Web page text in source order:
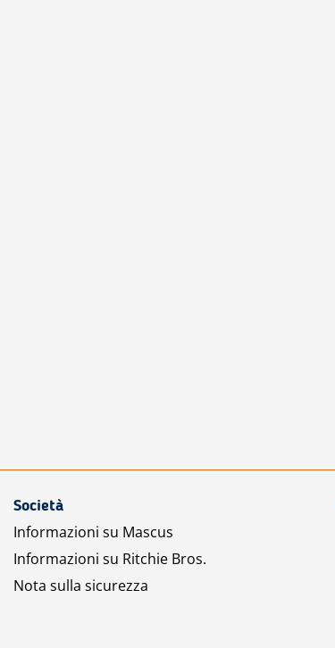
Società
Informazioni su Mascus
Informazioni su Ritchie Bros.
Nota sulla sicurezza